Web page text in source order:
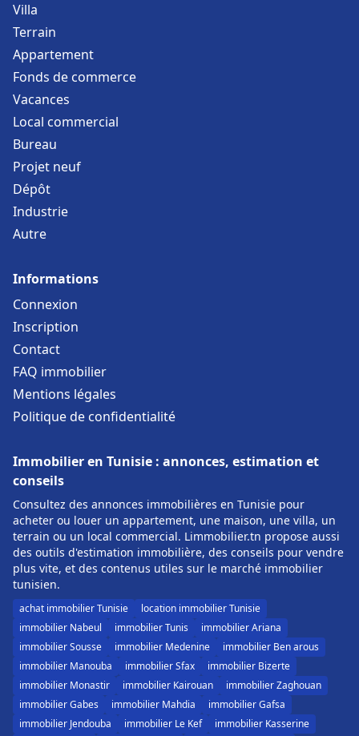
Villa
Terrain
Appartement
Fonds de commerce
Vacances
Local commercial
Bureau
Projet neuf
Dépôt
Industrie
Autre
Informations
Connexion
Inscription
Contact
FAQ immobilier
Mentions légales
Politique de confidentialité
Immobilier en Tunisie : annonces, estimation et
conseils
Consultez des annonces immobilières en Tunisie pour
acheter ou louer un appartement, une maison, une villa, un
terrain ou un local commercial. Limmobilier.tn propose aussi
des outils d'estimation immobilière, des conseils pour vendre
plus vite, et des contenus utiles sur le marché immobilier
tunisien.
achat immobilier Tunisie
location immobilier Tunisie
immobilier Nabeul
immobilier Tunis
immobilier Ariana
immobilier Sousse
immobilier Medenine
immobilier Ben arous
immobilier Manouba
immobilier Sfax
immobilier Bizerte
immobilier Monastir
immobilier Kairouan
immobilier Zaghouan
immobilier Gabes
immobilier Mahdia
immobilier Gafsa
immobilier Jendouba
immobilier Le Kef immobilier Kasserine